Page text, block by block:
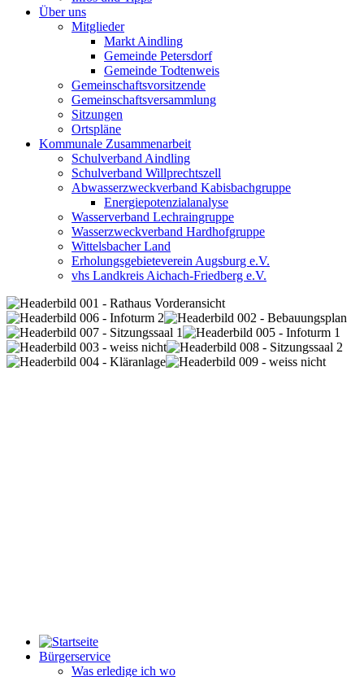
Über uns
Mitglieder
Markt Aindling
Gemeinde Petersdorf
Gemeinde Todtenweis
Gemeinschaftsvorsitzende
Gemeinschaftsversammlung
Sitzungen
Ortspläne
Kommunale Zusammenarbeit
Schulverband Aindling
Schulverband Willprechtszell
Abwasserzweckverband Kabisbachgruppe
Energiepotenzialanalyse
Wasserverband Lechraingruppe
Wasserzweckverband Hardhofgruppe
Wittelsbacher Land
Erholungsgebieteverein Augsburg e.V.
vhs Landkreis Aichach-Friedberg e.V.
Bürgerservice
Was erledige ich wo